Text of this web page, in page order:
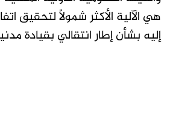
هي الآلية الأكثر شمولاً لتحقيق
إليه بشأن إطار انتقالي بقيادة